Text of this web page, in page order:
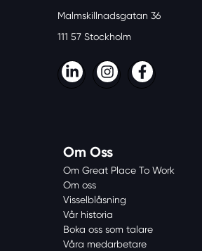
Malmskillnadsgatan 36
111 57 Stockholm
Om Oss
Om Great Place To Work
Om oss
Visselblåsning
Vår historia
Boka oss som talare
Våra medarbetare